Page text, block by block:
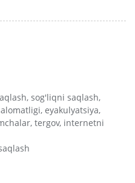
sog'liqni saqlash,
eyakulyatsiya,
tergov, internetni